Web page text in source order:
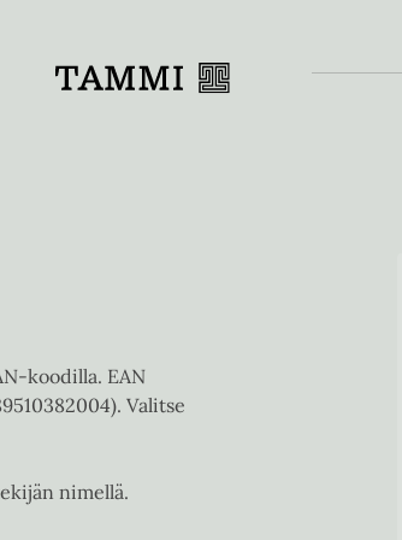
koodilla. EAN
Valitse
nimellä.